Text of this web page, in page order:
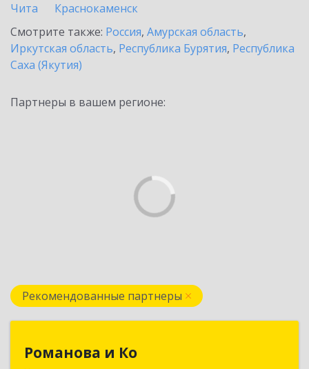
Чита
Краснокаменск
Смотрите также: Россия, Амурская область,
Иркутская область, Республика Бурятия, Республика
Саха (Якутия)
Партнеры в вашем регионе:
Рекомендованные партнеры
Романова и Ко